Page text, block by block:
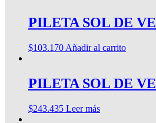
PILETA SOL DE
$103.170 Añadir al carrito
PILETA SOL DE
$243.435 Leer más